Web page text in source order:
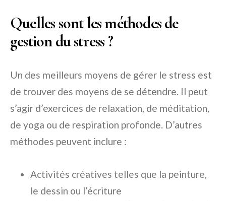
Quelles sont les méthodes de
gestion du stress ?
Un des meilleurs moyens de gérer le stress est
de trouver des moyens de se détendre. Il peut
s’agir d’exercices de relaxation, de méditation,
de yoga ou de respiration profonde. D’autres
méthodes peuvent inclure :
Activités créatives telles que la peinture,
le dessin ou l’écriture